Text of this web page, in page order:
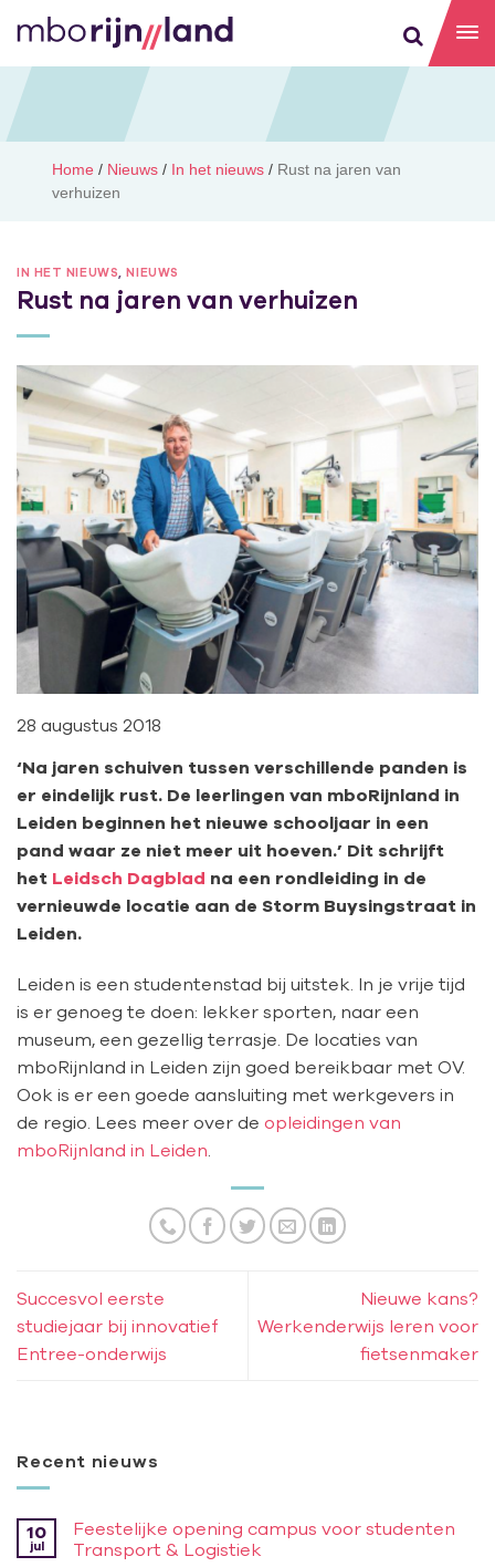
Home / Nieuws / In het nieuws / Rust na jaren van
verhuizen
IN HET NIEUWS ,NIEUWS
Rust na jaren van verhuizen
28 augustus 2018
‘Na jaren schuiven tussen verschillende panden is
er eindelijk rust. De leerlingen van mboRijnland in
Leiden beginnen het nieuwe schooljaar in een
pand waar ze niet meer uit hoeven.’ Dit schrijft
het Leidsch Dagblad na een rondleiding in de
vernieuwde locatie aan de Storm Buysingstraat in
Leiden.
Leiden is een studentenstad bij uitstek. In je vrije tijd
is er genoeg te doen: lekker sporten, naar een
museum, een gezellig terrasje. De locaties van
mboRijnland in Leiden zijn goed bereikbaar met OV.
Ook is er een goede aansluiting met werkgevers in
de regio. Lees meer over de opleidingen van
mboRijnland in Leiden
Succesvol eerste
studiejaar bij innovatief
Entree-onderwijs
Nieuwe kans?
Werkenderwijs leren voor
fietsenmaker
Recent nieuws
10
jul
Feestelijke opening campus voor studenten
Transport & Logistiek